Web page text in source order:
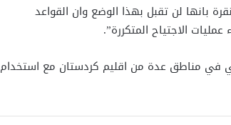
بانها لن تقبل بهذا الوضع وان القواعد
الاجتياح المتكررة”.
في مناطق عدة من اقليم كردستان مع استخدام